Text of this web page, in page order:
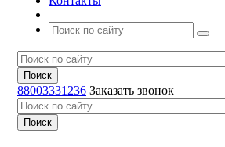
88003331236 Заказать звонок